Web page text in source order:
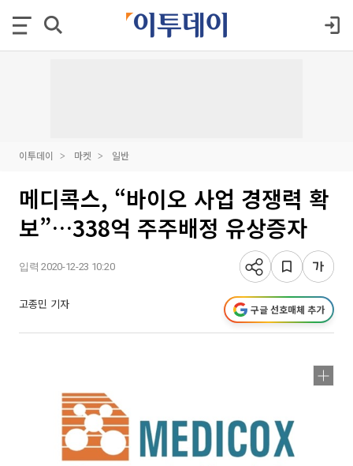
이투데이 마켓 일반
메디콕스, “바이오 사업 경쟁력 확
보”…338억 주주배정 유상증자
입력 2020-12-23 10:20
고종민 기자 구글 선호매체 추가